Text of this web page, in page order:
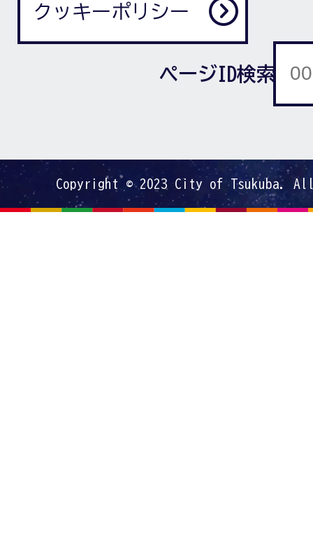
クッキーポリシー
ページID検索
Copyright © 2023 City of Tsukuba.